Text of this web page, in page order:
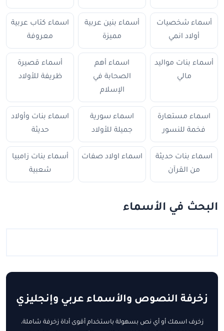
أسماء شخصيات
أولاد انمي
أسماء بنين عربية
مميزة
اسماء كتاب عربية
معروفة
أسماء بنات مواليد
مالي
اسماء أهم
الصحابة في
الإسلام
أسماء قصيرة
ظريفة للأولاد
اسماء مستعارة
فخمة للنسور
اسماء سورية
جميلة للأولاد
اسماء بنات وأولاد
حديثة
اسماء بنات حديثة
من القرآن
اسماء اولاد صفات
أسماء بنات زامبيا
شعبية
البحث في الأسماء
زخرفة النصوص والأسماء عربي وإنجليزي
زخرف اسمك أو أي نص بسهولة باستخدام أقوى أداة زخرفة شاملة،